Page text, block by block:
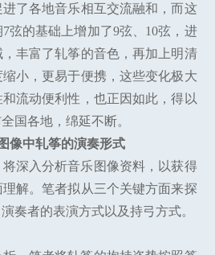
了各地音乐相互交流融和，而这
弦的基础上增加了9弦、10弦，进
丰富了轧筝的音色，再加上明清
小，更易于便携，这些变化极大
流动便利性，也正因如此，得以
国各地，绵延不断。
像中轧筝的演奏形式
深入分析音乐图像资料，以获得
解。笔者拟从三个关键方面来探
奏者的表演方式以及持弓方式。